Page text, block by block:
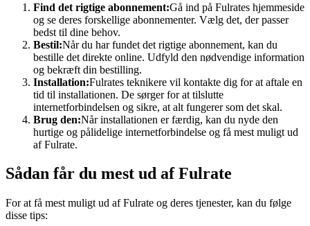
Find det rigtige abonnement:Gå ind på Fulrates hjemmeside
og se deres forskellige abonnementer. Vælg det, der passer
bedst til dine behov.
Bestil:Når du har fundet det rigtige abonnement, kan du
bestille det direkte online. Udfyld den nødvendige information
og bekræft din bestilling.
Installation:Fulrates teknikere vil kontakte dig for at aftale en
tid til installationen. De sørger for at tilslutte
internetforbindelsen og sikre, at alt fungerer som det skal.
Brug den:Når installationen er færdig, kan du nyde den
hurtige og pålidelige internetforbindelse og få mest muligt ud
af Fulrate.
Sådan får du mest ud af Fulrate
For at få mest muligt ud af Fulrate og deres tjenester, kan du følge
disse tips: